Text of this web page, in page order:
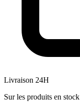
Livraison 24H
Sur les produits en stock